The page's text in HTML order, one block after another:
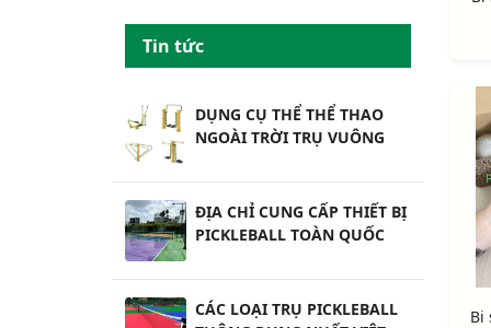
Tin tức
DỤNG CỤ THỂ THỂ THAO
NGOÀI TRỜI TRỤ VUÔNG
ĐỊA CHỈ CUNG CẤP THIẾT BỊ
PICKLEBALL TOÀN QUỐC
CÁC LOẠI TRỤ PICKLEBALL
Bi